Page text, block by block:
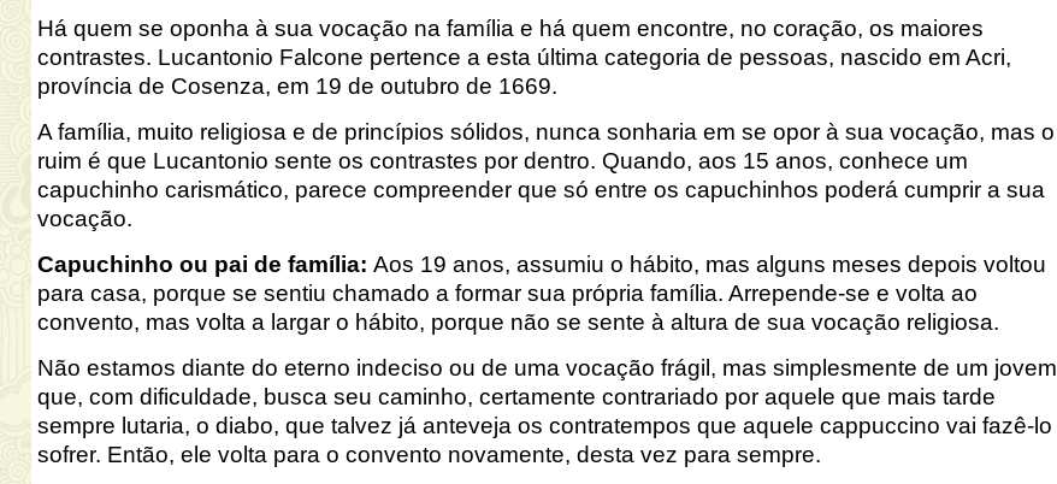
Há quem se oponha à sua vocação na família e há quem encontre, no coração, os maiores
contrastes. Lucantonio Falcone pertence a esta última categoria de pessoas, nascido em Acri,
província de Cosenza, em 19 de outubro de 1669.
A família, muito religiosa e de princípios sólidos, nunca sonharia em se opor à sua vocação, mas o
ruim é que Lucantonio sente os contrastes por dentro. Quando, aos 15 anos, conhece um
capuchinho carismático, parece compreender que só entre os capuchinhos poderá cumprir a sua
vocação.
Capuchinho ou pai de família: Aos 19 anos, assumiu o hábito, mas alguns meses depois voltou
para casa, porque se sentiu chamado a formar sua própria família. Arrepende-se e volta ao
convento, mas volta a largar o hábito, porque não se sente à altura de sua vocação religiosa.
Não estamos diante do eterno indeciso ou de uma vocação frágil, mas simplesmente de um jovem
que, com dificuldade, busca seu caminho, certamente contrariado por aquele que mais tarde
sempre lutaria, o diabo, que talvez já anteveja os contratempos que aquele cappuccino vai fazê-lo
sofrer. Então, ele volta para o convento novamente, desta vez para sempre.